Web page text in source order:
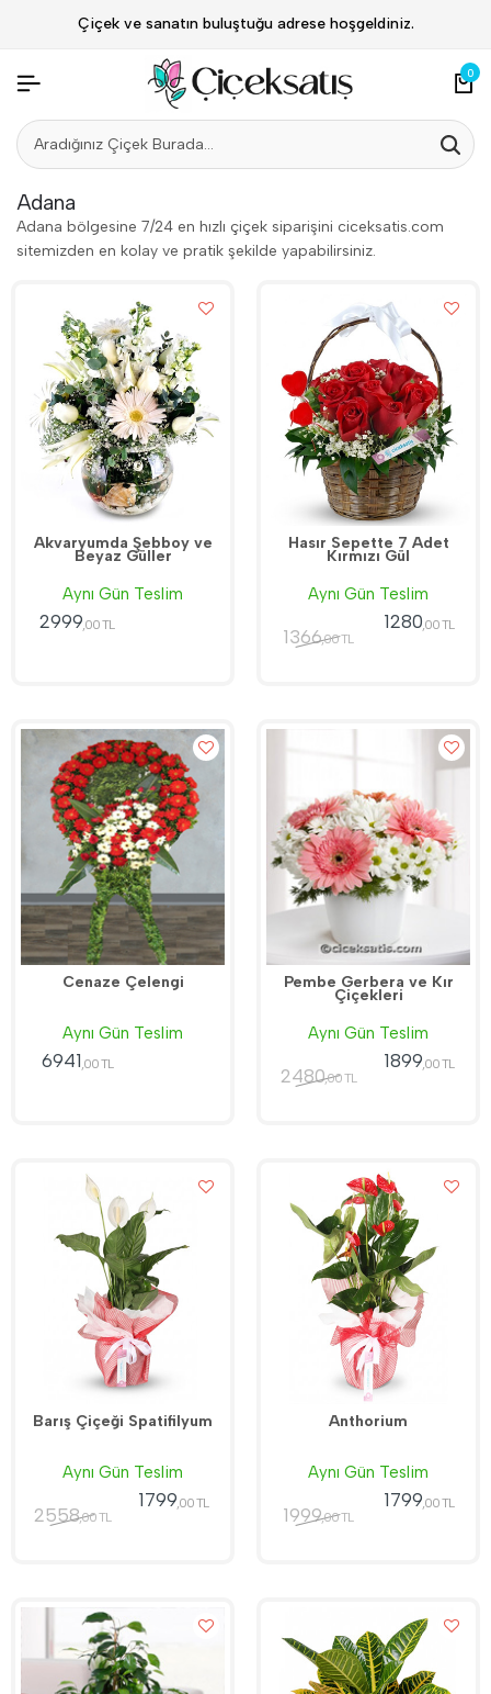
Çiçek ve sanatın buluştuğu adrese hoşgeldiniz.
0
Adana
Adana bölgesine 7/24 en hızlı çiçek siparişini ciceksatis.com
sitemizden en kolay ve pratik şekilde yapabilirsiniz.
Akvaryumda Şebboy ve
Beyaz Güller
Aynı Gün Teslim
2999,00 TL
Hasır Sepette 7 Adet
Kırmızı Gül
Aynı Gün Teslim
1366,00 TL
1280,00 TL
Cenaze Çelengi
Aynı Gün Teslim
6941,00 TL
Pembe Gerbera ve Kır
Çiçekleri
Aynı Gün Teslim
2480,00 TL
1899,00 TL
Barış Çiçeği Spatifilyum
Aynı Gün Teslim
2558,00 TL
1799,00 TL
Anthorium
Aynı Gün Teslim
1999,00 TL
1799,00 TL